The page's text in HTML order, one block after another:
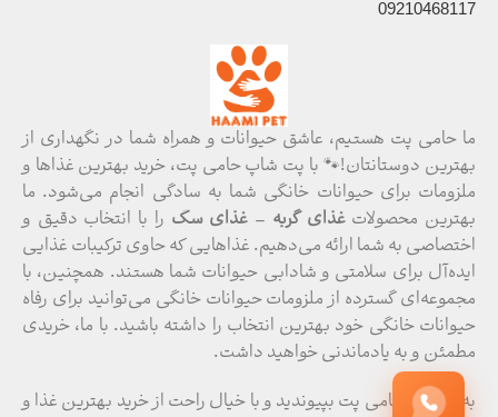
ما حامی پت هستیم، عاشق حیوانات و همراه شما در نگهداری از
بهترین دوستانتان!🐾 با پت شاپ حامی پت، خرید بهترین غذاها و
ملزومات برای حیوانات خانگی شما به سادگی انجام می‌شود. ما
بهترین محصولاتغذای گربه – غذای سگ را با انتخاب دقیق و
اختصاصی به شما ارائه می‌دهیم. غذاهایی که حاوی ترکیبات غذایی
ایده‌آل برای سلامتی و شادابی حیوانات شما هستند. همچنین، با
مجموعه‌ای گسترده از ملزومات حیوانات خانگی می‌توانید برای رفاه
حیوانات خانگی خود بهترین انتخاب را داشته باشید. با ما، خریدی
مطمئن و به یادماندنی خواهید داشت.
به خانواده حامی پت بپیوندید و با خیال راحت از خرید بهترین‌ غذا و
09210468117